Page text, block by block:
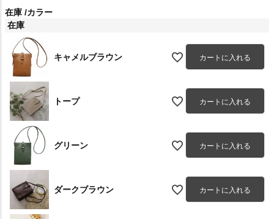
在庫 カラー
在庫
キャメルブラウン カートに入れる
トープ カートに入れる
グリーン カートに入れる
ダークブラウン カートに入れる